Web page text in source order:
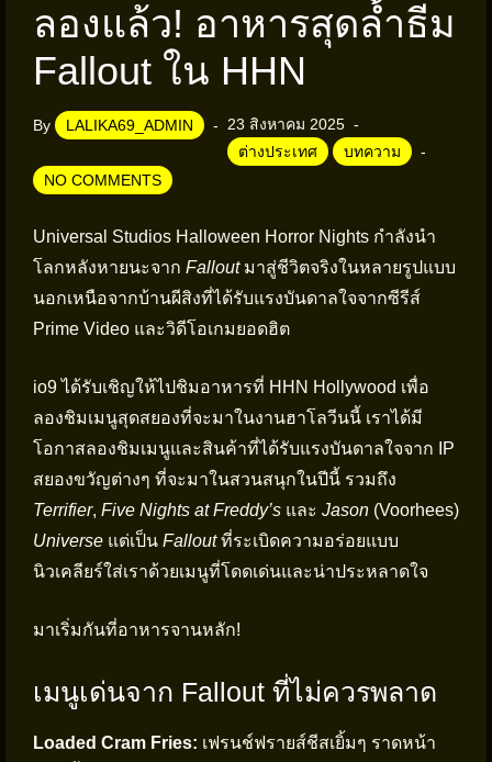
ลองแล้ว! อาหารสุดล้ำธีม
Fallout ใน HHN
By LALIKA69_ADMIN
23 สิงหาคม 2025
ต่างประเทศ
บทความ
NO COMMENTS
Universal Studios Halloween Horror Nights กำลังนำ
โลกหลังหายนะจาก Falloutมาสู่ชีวิตจริงในหลายรูปแบบ
นอกเหนือจากบ้านผีสิงที่ได้รับแรงบันดาลใจจากซีรีส์
Prime Video และวิดีโอเกมยอดฮิต
io9 ได้รับเชิญให้ไปชิมอาหารที่ HHN Hollywood เพื่อ
ลองชิมเมนูสุดสยองที่จะมาในงานฮาโลวีนนี้ เราได้มี
โอกาสลองชิมเมนูและสินค้าที่ได้รับแรงบันดาลใจจาก IP
สยองขวัญต่างๆ ที่จะมาในสวนสนุกในปีนี้ รวมถึง
Terrifier, Five Nights at Freddy’s และ Jason (Voorhees)
Universe แต่เป็น Falloutที่ระเบิดความอร่อยแบบ
นิวเคลียร์ใส่เราด้วยเมนูที่โดดเด่นและน่าประหลาดใจ
มาเริ่มกันที่อาหารจานหลัก!
เมนูเด่นจาก Fallout ที่ไม่ควรพลาด
Loaded Cram Fries: เฟรนช์ฟรายส์ชีสเยิ้มๆ ราดหน้า